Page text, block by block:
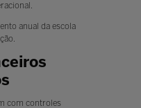
anual da escola
com controles